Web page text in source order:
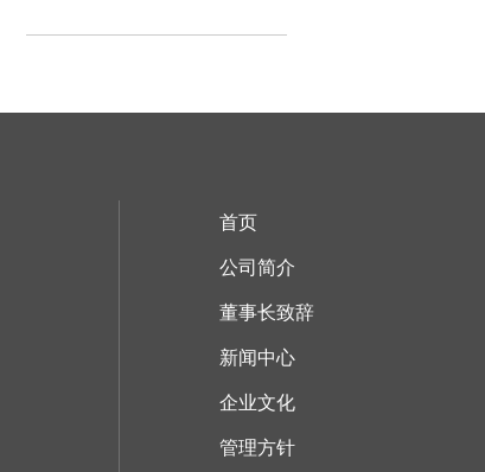
首页
公司简介
董事长致辞
新闻中心
企业文化
管理方针